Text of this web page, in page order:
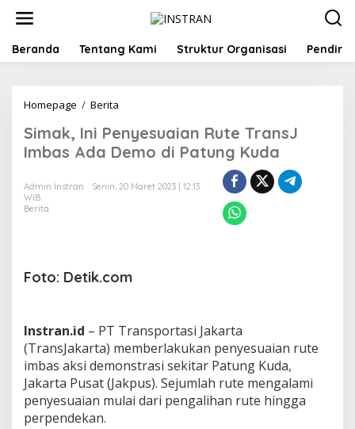
t
Beranda Tentang Kami Struktur Organisasi Pendiri
Homepage / Berita
m
a
k
I
y
a
i
a
n
R
u
Simak, Ini Penyesuaian Rute TransJ
Imbas Ada Demo di Patung Kuda
Admin Instran
Senin, 20 Maret 2023 | 12:13
WIB
Berita
Foto: Detik.com
Instran.id – PT Transportasi Jakarta
(TransJakarta) memberlakukan penyesuaian rute
imbas aksi demonstrasi sekitar Patung Kuda,
Jakarta Pusat (Jakpus). Sejumlah rute mengalami
penyesuaian mulai dari pengalihan rute hingga
perpendekan.